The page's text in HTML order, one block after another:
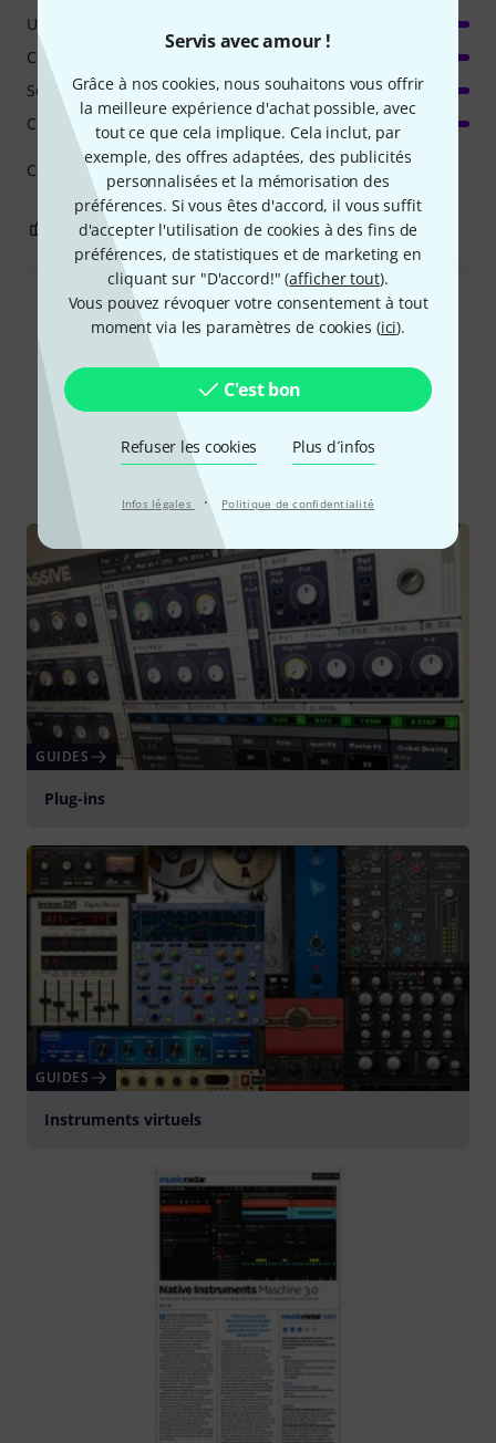
Servis avec amour !
Grâce à nos cookies, nous souhaitons vous offrir
la meilleure expérience d'achat possible, avec
tout ce que cela implique. Cela inclut, par
exemple, des offres adaptées, des publicités
personnalisées et la mémorisation des
préférences. Si vous êtes d'accord, il vous suffit
d'accepter l'utilisation de cookies à des fins de
préférences, de statistiques et de marketing en
cliquant sur "D'accord!" (afficher tout).
Vous pouvez révoquer votre consentement à tout
moment via les paramètres de cookies (ici).
C'est bon
Refuser les cookies Plus d´infos
Infos légales · Politique de confidentialité
Cela rend le jeu de percussions avec les doigts amusant.
Utilisation
Caractéristiques
Son/Qualité
Consommation de ressources
0 SIGNALER L'ÉVALUATION
Lire toutes les évaluations
Le saviez-vous?
Tout Guides Rapports de test
GUIDES
Plug-ins
GUIDES
Instruments virtuels